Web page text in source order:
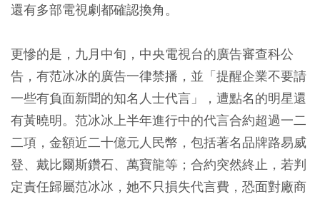
還有多部電視劇都確認換角。
更慘的是，九月中旬，中央電視台的廣告審查科公
告，有范冰冰的廣告一律禁播，並「提醒企業不要請
一些有負面新聞的知名人士代言」，遭點名的明星還
有黃曉明。范冰冰上半年進行中的代言合約超過一二
二項，金額近二十億元人民幣，包括著名品牌路易威
登、戴比爾斯鑽石、萬寶龍等；合約突然終止，若判
定責任歸屬范冰冰，她不只損失代言費，恐面對廠商